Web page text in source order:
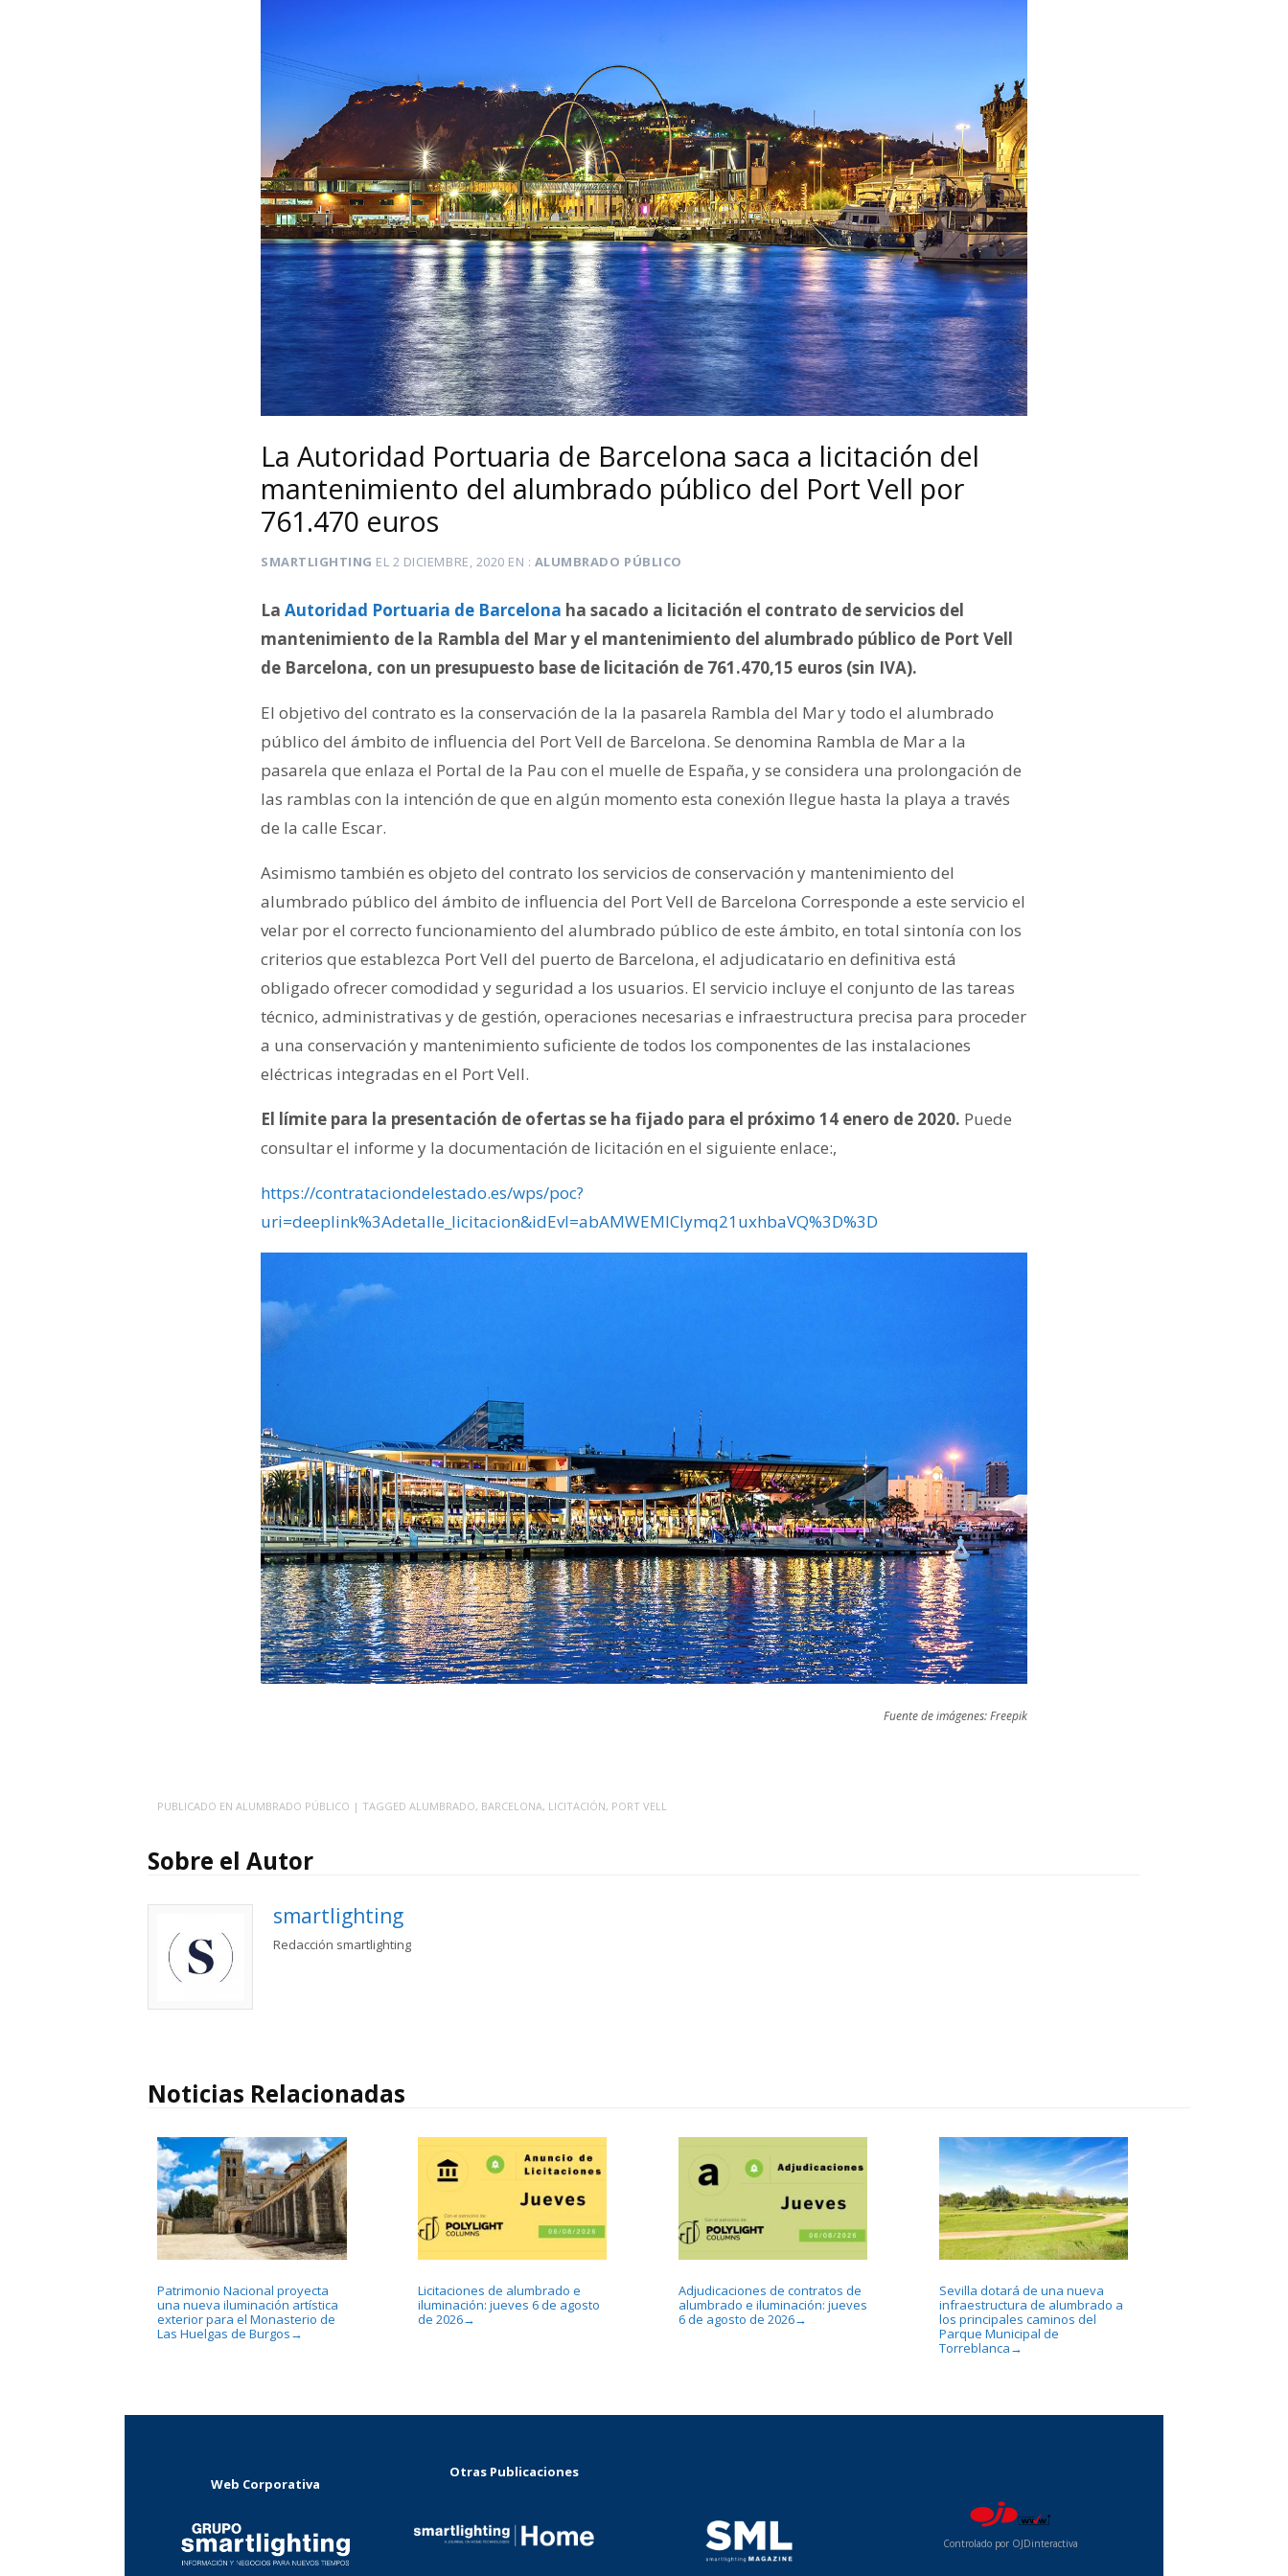
La Autoridad Portuaria de Barcelona saca a licitación del
mantenimiento del alumbrado público del Port Vell por
761.470 euros
SMARTLIGHTING EL 2 DICIEMBRE, 2020 EN ALUMBRADO PÚBLICO
La Autoridad Portuaria de Barcelona ha sacado a licitación el contrato de servicios del
mantenimiento de la Rambla del Mar y el mantenimiento del alumbrado público de Port Vell
de Barcelona, con un presupuesto base de licitación de 761.470,15 euros (sin IVA).
El objetivo del contrato es la conservación de la la pasarela Rambla del Mar y todo el alumbrado
público del ámbito de influencia del Port Vell de Barcelona. Se denomina Rambla de Mar a la
pasarela que enlaza el Portal de la Pau con el muelle de España, y se considera una prolongación de
las ramblas con la intención de que en algún momento esta conexión llegue hasta la playa a través
de la calle Escar.
Asimismo también es objeto del contrato los servicios de conservación y mantenimiento del
alumbrado público del ámbito de influencia del Port Vell de Barcelona Corresponde a este servicio el
velar por el correcto funcionamiento del alumbrado público de este ámbito, en total sintonía con los
criterios que establezca Port Vell del puerto de Barcelona, el adjudicatario en definitiva está
obligado ofrecer comodidad y seguridad a los usuarios. El servicio incluye el conjunto de las tareas
técnico, administrativas y de gestión, operaciones necesarias e infraestructura precisa para proceder
a una conservación y mantenimiento suficiente de todos los componentes de las instalaciones
eléctricas integradas en el Port Vell.
El límite para la presentación de ofertas se ha fijado para el próximo 14 enero de 2020. Puede
consultar el informe y la documentación de licitación en el siguiente enlace:,
https://contrataciondelestado.es/wps/poc?
uri=deeplink%3Adetalle_licitacion&idEvl=abAMWEMICIymq21uxhbaVQ%3D%3D
Fuente de imágenes: Freepik
PUBLICADO EN ALUMBRADO PÚBLICO | TAGGED ALUMBRADO, BARCELONA, LICITACIÓN, PORT VELL
Sobre el Autor
smartlighting
Redacción smartlighting
Noticias Relacionadas
Patrimonio Nacional proyecta
una nueva iluminación artística
exterior para el Monasterio de
Las Huelgas de Burgos →
Licitaciones de alumbrado e
iluminación: jueves 6 de agosto
de 2026→
Adjudicaciones de contratos de
alumbrado e iluminación: jueves
6 de agosto de 2026→
Sevilla dotará de una nueva
infraestructura de alumbrado a
los principales caminos del
Parque Municipal de
Torreblanca →
Web Corporativa
Otras Publicaciones
Controlado por OJDinteractiva